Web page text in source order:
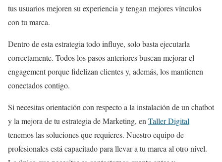
tus usuarios mejoren su experiencia y tengan mejores vínculos
con tu marca.
Dentro de esta estrategia todo influye, solo basta ejecutarla
correctamente. Todos los pasos anteriores buscan mejorar el
engagement porque fidelizan clientes y, además, los mantienen
conectados contigo.
Si necesitas orientación con respecto a la instalación de un chatbot
y la mejora de tu estrategia de Marketing, en Taller Digital
tenemos las soluciones que requieres. Nuestro equipo de
profesionales está capacitado para llevar a tu marca al otro nivel.